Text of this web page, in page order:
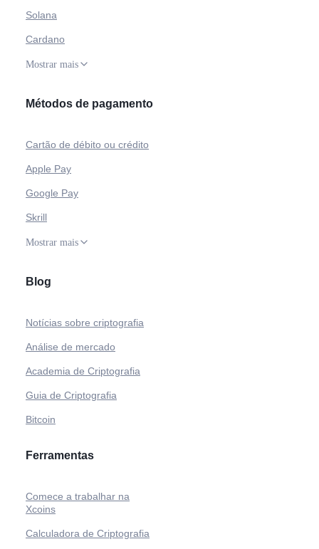
Solana
Cardano
Mostrar mais
Métodos de pagamento
Cartão de débito ou crédito
Apple Pay
Google Pay
Skrill
Mostrar mais
Blog
Notícias sobre criptografia
Análise de mercado
Academia de Criptografia
Guia de Criptografia
Bitcoin
Ferramentas
Comece a trabalhar na
Xcoins
Calculadora de Criptografia